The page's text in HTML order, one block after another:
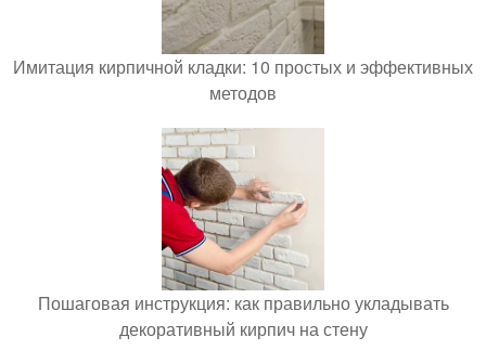
Имитация кирпичной кладки: 10 простых и эффективных
методов
Пошаговая инструкция: как правильно укладывать
декоративный кирпич на стену